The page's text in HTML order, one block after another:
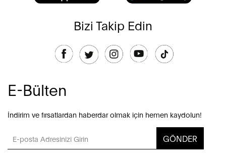
Bizi Takip Edin
E-Bülten
İndirim ve fırsatlardan haberdar olmak için hemen kaydolun!
GÖNDER